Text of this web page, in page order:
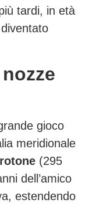
tardi, in età
gioco
meridionale
(295
dell’amico
estendendo